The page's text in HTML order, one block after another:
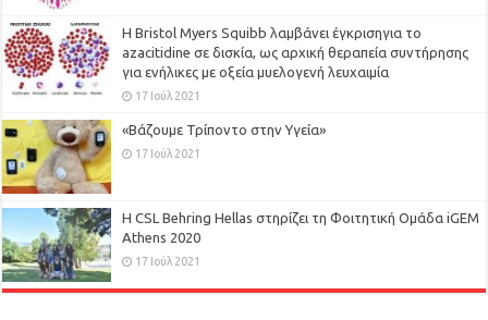
Η Bristol Myers Squibb λαμβάνει έγκρισηγια το
azacitidine σε δισκία, ως αρχική θεραπεία συντήρησης
για ενήλικες με οξεία μυελογενή λευχαιμία
17 Ιούλ 2021
«Βάζουμε Τρίποντο στην Υγεία»
17 Ιούλ 2021
H CSL Behring Hellas στηρίζει τη Φοιτητική Ομάδα iGEM
Athens 2020
17 Ιούλ 2021